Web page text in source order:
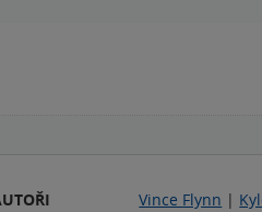
Vince Flynn |